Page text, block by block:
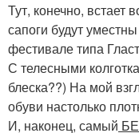
Тут, конечно, встает
сапоги будут
фестивале типа
С телесными
блеска??) На мой
обуви настолько
И, наконец, самый